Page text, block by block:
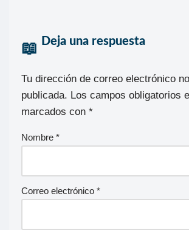
Deja una respuesta
Tu dirección de correo electrónico
publicada. Los campos obligatorios
marcados con *
Nombre *
Correo electrónico *